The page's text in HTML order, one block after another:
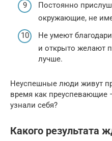
Постоянно
окружающие, не
Не умеют
и открыто желают
лучше.
Неуспешные люди живут
время как
узнали себя?
Какого результата